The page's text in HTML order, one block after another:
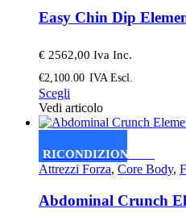
Easy Chin Dip
€ 2562,00 Iva Inc.
€2,100.00 IVA Escl.
Scegli
prodotto
ha
varianti.
Le
opzioni
possono
essere
Vedi articolo
RICONDIZIONATO
Attrezzi Forza, Core Body,
Abdominal Crunch